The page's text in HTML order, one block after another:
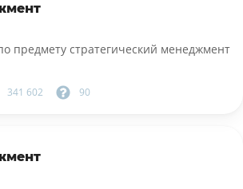
предмету стратегический менеджмент
341 602 90